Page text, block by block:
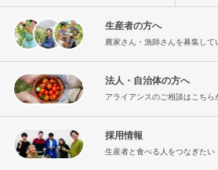
生産者の方へ
農家さん・漁師さんを募集して
法人・自治体の方へ
アライアンスのご相談はこちら
採用情報
生産者と食べる人をつなぎたい